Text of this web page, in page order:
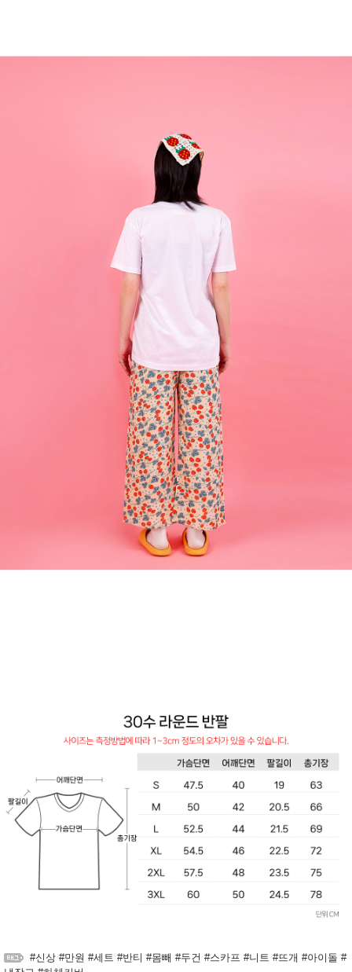
#신상 #만원 #세트 #반티 #몸빼 #두건 #스카프 #니트 #뜨개 #아이돌 #